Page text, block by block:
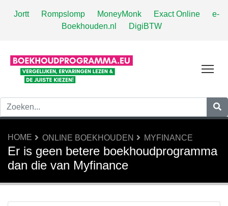
Jortt Rompslomp MoneyMonk Exact Online
e-
Boekhouden.nl
DigiBTW
HOME ONLINE BOEKHOUDEN MYFINANCE
Er is geen betere boekhoudprogramma
dan die van Myfinance